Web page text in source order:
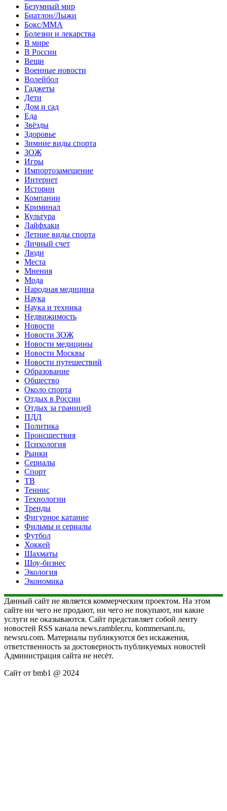
Безумный мир
Биатлон/Лыжи
Бокс/MMA
Болезни и лекарства
В мире
В России
Вещи
Военные новости
Волейбол
Гаджеты
Дети
Дом и сад
Еда
Звёзды
Здоровье
Зимние виды спорта
ЗОЖ
Игры
Импортозамещение
Интернет
Истории
Компании
Криминал
Культура
Лайфхаки
Летние виды спорта
Личный счет
Люди
Места
Мнения
Мода
Народная медицина
Наука
Наука и техника
Недвижимость
Новости
Новости ЗОЖ
Новости медицины
Новости Москвы
Новости путешествий
Образование
Общество
Около спорта
Отдых в России
Отдых за границей
ПДД
Политика
Происшествия
Психология
Рынки
Сериалы
Спорт
ТВ
Теннис
Технологии
Тренды
Фигурное катание
Фильмы и сериалы
Футбол
Хоккей
Шахматы
Шоу-бизнес
Экология
Экономика
Данный сайт не является коммерческим проектом. На этом
сайте ни чего не продают, ни чего не покупают, ни какие
услуги не оказываются. Сайт представляет собой ленту
новостей RSS канала news.rambler.ru, kommersant.ru,
newsru.com. Материалы публикуются без искажения,
ответственность за достоверность публикуемых новостей
Администрация сайта не несёт.
Сайт от bmb1 @ 2024